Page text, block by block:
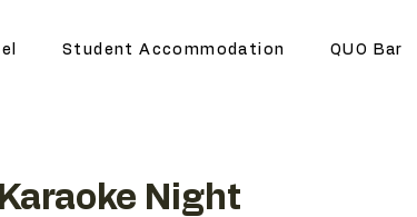
Student Accommodation QUO Bar
Karaoke Night